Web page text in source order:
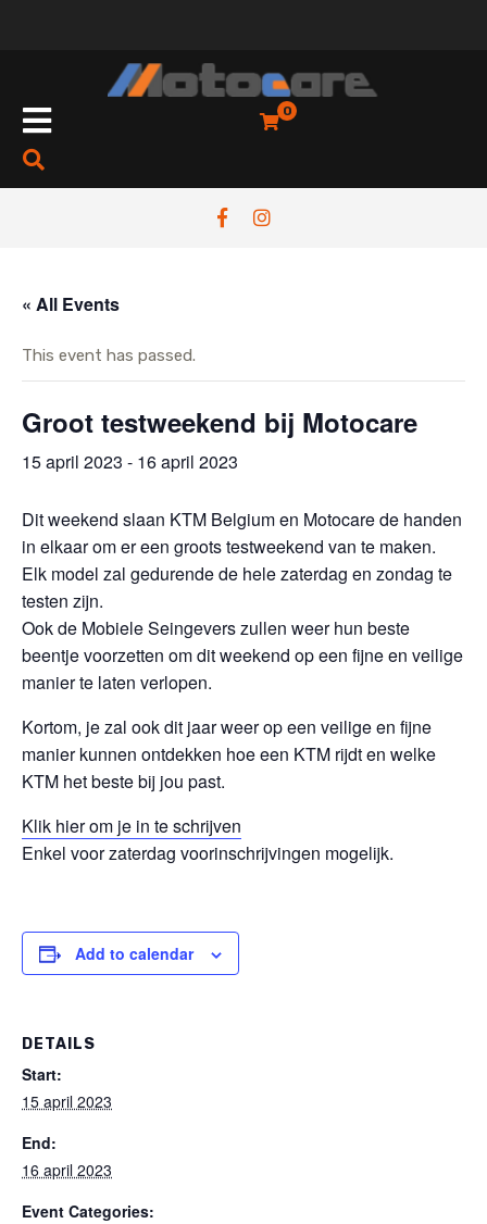
Open
0
« All Events
This event has passed.
Groot testweekend bij Motocare
15 april 2023 - 16 april 2023
Dit weekend slaan KTM Belgium en Motocare de handen
in elkaar om er een groots testweekend van te maken.
Elk model zal gedurende de hele zaterdag en zondag te
testen zijn.
Ook de Mobiele Seingevers zullen weer hun beste
beentje voorzetten om dit weekend op een fijne en veilige
manier te laten verlopen.
Kortom, je zal ook dit jaar weer op een veilige en fijne
manier kunnen ontdekken hoe een KTM rijdt en welke
KTM het beste bij jou past.
Klik hier om je in te schrijven
Enkel voor zaterdag voorinschrijvingen mogelijk.
Add to calendar
DETAILS
Start:
15 april 2023
End:
16 april 2023
Event Categories: